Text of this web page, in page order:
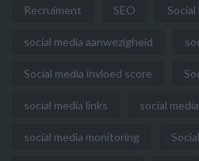
Recruiment SEO Social
social media aanwezigheid
Social media invloed score
social media links social
social media monitoring